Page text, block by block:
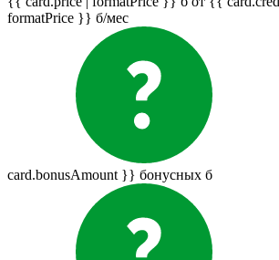
formatPrice }} б/мес
card.bonusAmount }} бонусных б